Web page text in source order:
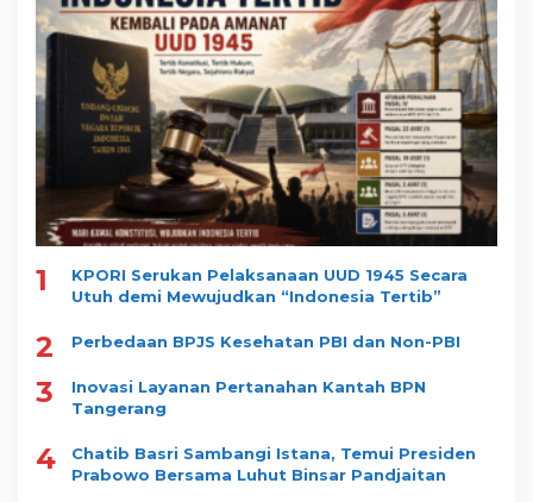
1
KPORI Serukan Pelaksanaan UUD 1945 Secara
Utuh demi Mewujudkan “Indonesia Tertib”
2 Perbedaan BPJS Kesehatan PBI dan Non-PBI
3
Inovasi Layanan Pertanahan Kantah BPN
Tangerang
4
Chatib Basri Sambangi Istana, Temui Presiden
Prabowo Bersama Luhut Binsar Pandjaitan